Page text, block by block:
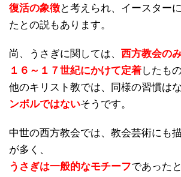
復活の象徴と考えられ、イースター
たとの説もあります。
尚、うさぎに関しては、 西方教会の
１６～１７世紀にかけて定着したも
他のキリスト教では、同様の習慣はな
ンボルではないそうです。
中世の西方教会では、教会芸術にも
が多く、
うさぎは一般的なモチーフであった